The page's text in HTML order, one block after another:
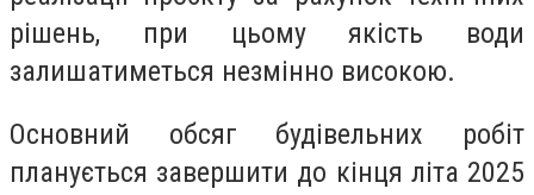
рішень, при цьому якість води
залишатиметься незмінно високою.
Основний обсяг будівельних робіт
планується завершити до кінця літа 2025